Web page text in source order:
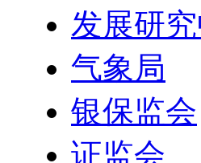
发展研
气象局
银保监会
证监会